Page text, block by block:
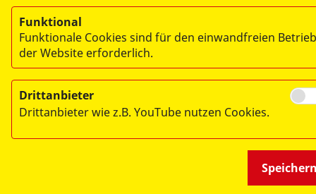
Funktional
Funktionale Cookies sind für den einwandfreien Betrieb
der Website erforderlich.
Drittanbieter
Drittanbieter wie z.B. YouTube nutzen Cookies.